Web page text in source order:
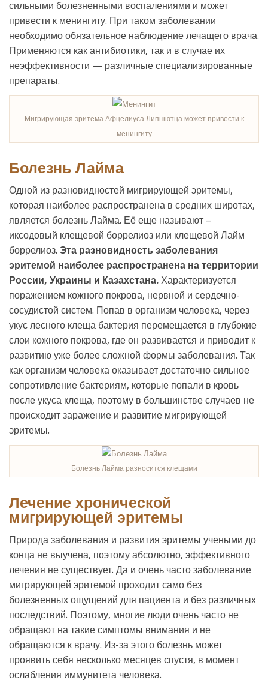
сильными болезненными воспалениями и может
привести к менингиту. При таком заболевании
необходимо обязательное наблюдение лечащего врача.
Применяются как антибиотики, так и в случае их
неэффективности — различные специализированные
препараты.
Мигрирующая эритема Афцелиуса Липшютца может привести к
менингиту
Болезнь Лайма
Одной из разновидностей мигрирующей эритемы,
которая наиболее распространена в средних широтах,
является болезнь Лайма. Её еще называют –
иксодовый клещевой боррелиоз или клещевой Лайм
боррелиоз. Эта разновидность заболевания
эритемой наиболее распространена на территории
России, Украины и Казахстана. Характеризуется
поражением кожного покрова, нервной и сердечно-
сосудистой систем. Попав в организм человека, через
укус лесного клеща бактерия перемещается в глубокие
слои кожного покрова, где он развивается и приводит к
развитию уже более сложной формы заболевания. Так
как организм человека оказывает достаточно сильное
сопротивление бактериям, которые попали в кровь
после укуса клеща, поэтому в большинстве случаев не
происходит заражение и развитие мигрирующей
эритемы.
Болезнь Лайма разносится клещами
Лечение хронической
мигрирующей эритемы
Природа заболевания и развития эритемы учеными до
конца не выучена, поэтому абсолютно, эффективного
лечения не существует. Да и очень часто заболевание
мигрирующей эритемой проходит само без
болезненных ощущений для пациента и без различных
последствий. Поэтому, многие люди очень часто не
обращают на такие симптомы внимания и не
обращаются к врачу. Из-за этого болезнь может
проявить себя несколько месяцев спустя, в момент
ослабления иммунитета человека.